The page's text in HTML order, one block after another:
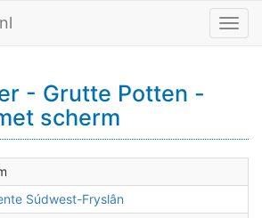
- Grutte Potten -
scherm
Súdwest-Fryslân